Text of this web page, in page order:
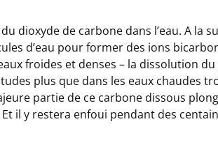
dioxyde de carbone dans l’eau. A la
d’eau pour former des ions
froides et denses – la dissolution du
plus que dans les eaux chaudes
partie de ce carbone dissous
il y restera enfoui pendant des